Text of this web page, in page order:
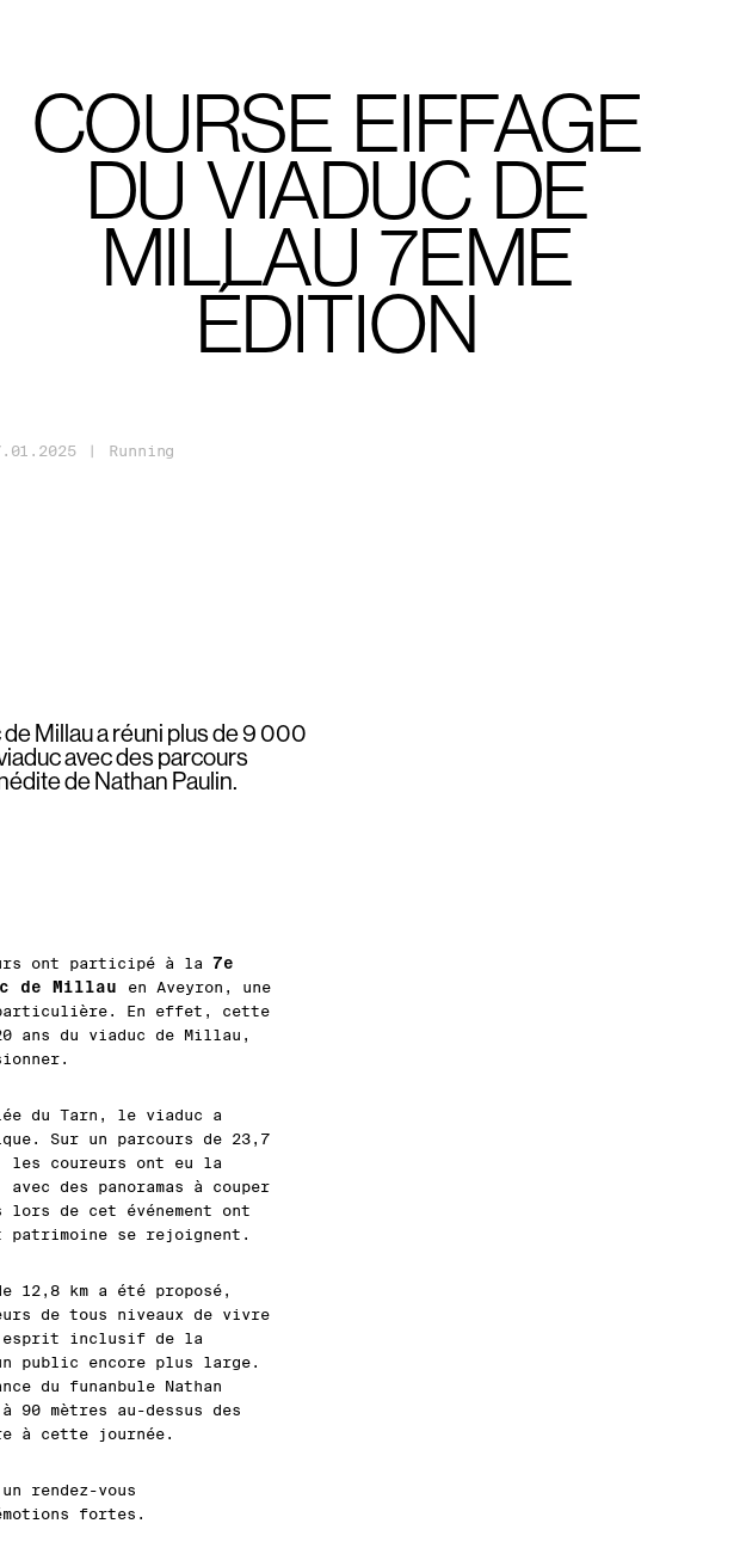
COURSE EIFFAGE
DU VIADUC DE
MILLAU 7EME
ÉDITION
. 01 . 2025 | Running
Millau a réuni plus de 9 000
avec des parcours
de Nathan Paulin.
ont participé à la 7e
de Millau
en Aveyron, une
particulière. En effet, cette
ans du viaduc de Millau,
du Tarn, le viaduc a
Sur un parcours de 23,7
les coureurs ont eu la
des panoramas à couper
de cet événement ont
patrimoine se rejoignent.
12,8 km a été proposé,
de tous niveaux de vivre
inclusif de la
public encore plus large.
du funanbule Nathan
mètres au-dessus des
à cette journée.
rendez-vous
fortes.